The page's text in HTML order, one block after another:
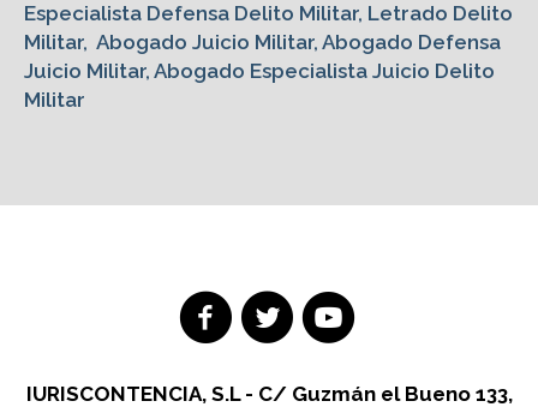
Especialista Defensa Delito Militar, Letrado Delito
Militar, Abogado Juicio Militar, Abogado Defensa
Juicio Militar, Abogado Especialista Juicio Delito
Militar
IURISCONTENCIA, S.L - C/ Guzmán el Bueno 133,